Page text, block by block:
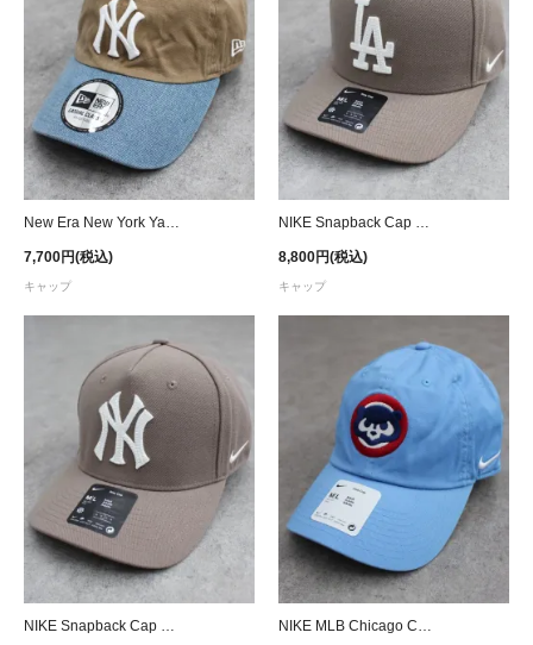
7,700円(税込)
キャップ
8,800円(税込)
キャップ